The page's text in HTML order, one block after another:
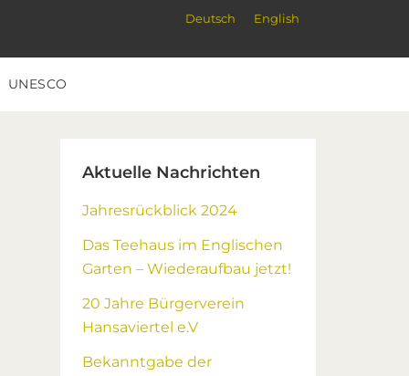
Deutsch English
UNESCO
Aktuelle Nachrichten
Jahresrückblick 2024
Das Teehaus im Englischen
Garten – Wiederaufbau jetzt!
20 Jahre Bürgerverein
Hansaviertel e.V
Bekanntgabe der